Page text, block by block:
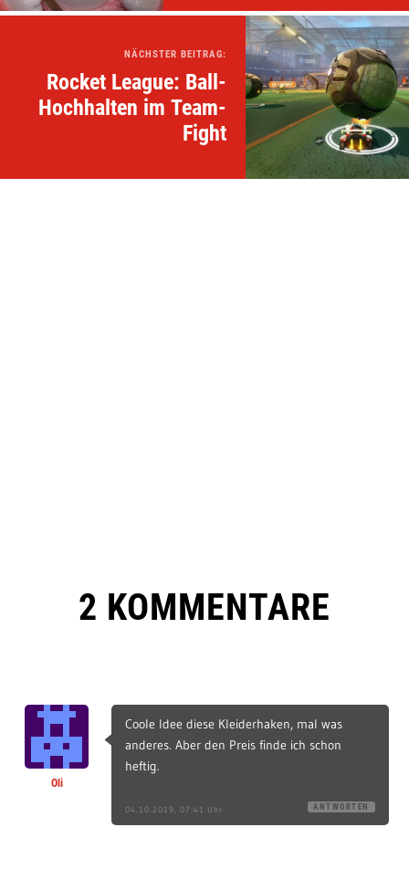
NÄCHSTER BEITRAG:
Rocket League: Ball-
Hochhalten im Team-
Fight
2 KOMMENTARE
Oli
Coole Idee diese Kleiderhaken, mal was
anderes. Aber den Preis finde ich schon
heftig.
04.10.2019, 07:41 Uhr ANTWORTEN